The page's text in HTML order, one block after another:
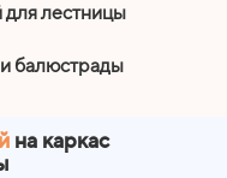
для лестницы
балюстрады
на каркас